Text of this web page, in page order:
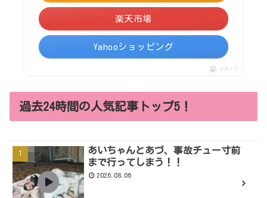
楽天市場
Yahooショッピング
ポチップ
過去24時間の人気記事トップ5！
あいちゃんとあづ、事故チュー寸前
まで行ってしまう！！
2026.08.06